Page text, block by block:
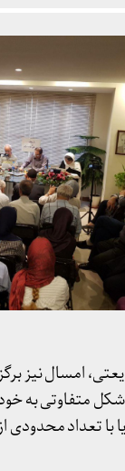
امسال نیز
متفاوتی به
محدودی از